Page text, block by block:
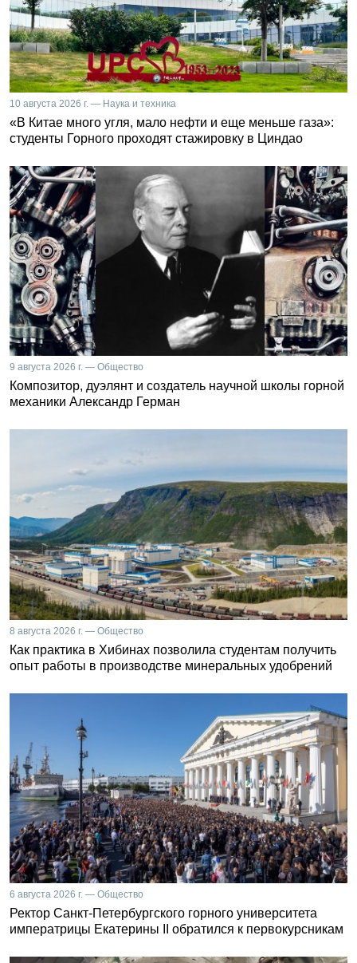
10 августа 2026 г. — Наука и техника
«В Китае много угля, мало нефти и еще меньше газа»:
студенты Горного проходят стажировку в Циндао
9 августа 2026 г. — Общество
Композитор, дуэлянт и создатель научной школы горной
механики Александр Герман
8 августа 2026 г. — Общество
Как практика в Хибинах позволила студентам получить
опыт работы в производстве минеральных удобрений
6 августа 2026 г. — Общество
Ректор Санкт-Петербургского горного университета
императрицы Екатерины II обратился к первокурсникам